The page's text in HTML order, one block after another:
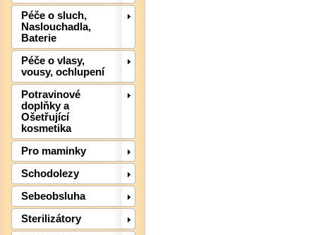
Péče o sluch,
Naslouchadla,
Baterie
Péče o vlasy,
vousy, ochlupení
Potravinové
doplňky a
Ošetřující
kosmetika
Pro maminky
Schodolezy
Sebeobsluha
Sterilizátory